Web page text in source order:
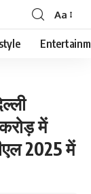
Font
Resizer
Aa
में
2025 में